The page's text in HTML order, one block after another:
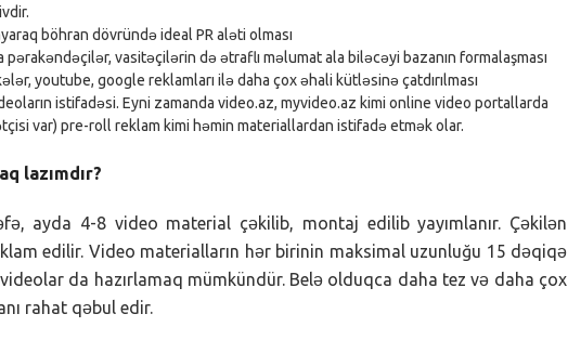
böhran dövründə ideal PR aləti olması
pərakəndəçilər, vasitəçilərin də ətraflı məlumat ala biləcəyi bazanın formalaşması
youtube, google reklamları ilə daha çox əhali kütləsinə çatdırılması
istifadəsi. Eyni zamanda video.az, myvideo.az kimi online video portallarda
var) pre-roll reklam kimi həmin materiallardan istifadə etmək olar.
lazımdır?
ayda 4-8 video material çəkilib, montaj edilib yayımlanır. Çəkilən
edilir. Video materialların hər birinin maksimal uzunluğu 15 dəqiqə
da hazırlamaq mümkündür. Belə olduqca daha tez və daha çox
rahat qəbul edir.